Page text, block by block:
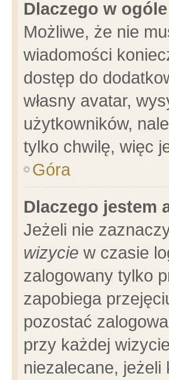
Dlaczego w
Możliwe, że nie
wiadomości
dostęp do
własny avatar,
użytkowników,
tylko chwilę, więc
Góra
Dlaczego jestem
Jeżeli nie
wizycie w czasie
zalogowany tylko
zapobiega
pozostać
przy każdej
niezalecane, jeżeli